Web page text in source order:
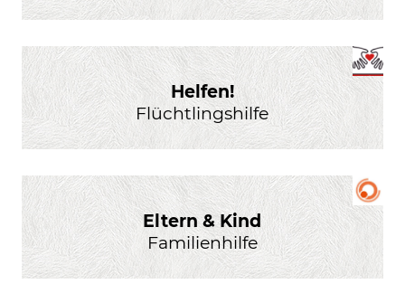
Helfen!
Flüchtlingshilfe
Eltern & Kind
Familienhilfe